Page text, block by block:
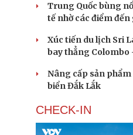
Trung Quốc bùng
tế nhờ các điểm
Xúc tiến du lịch Sri
bay thẳng Colombo
Nâng cấp sản
biển Đắk Lắk
CHECK-IN